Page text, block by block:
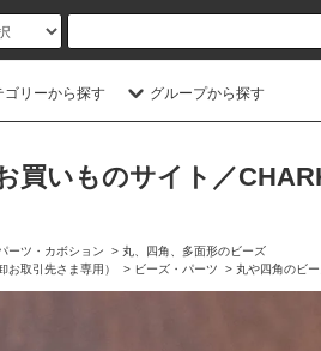
ゴリーから探す グループから探す
買いものサイト／
ーツ・カボション > 丸、四角、多面形のビーズ
お取引先さま専用） > ビーズ・パーツ > 丸や四角のビ